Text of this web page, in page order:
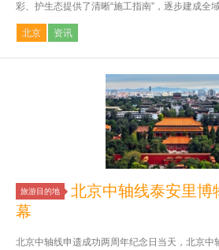
彩、护生态提供了清晰“施工指南”，逐步建成全
北京 资讯
旅游目的地
北京中轴线泰安里博
幕
北京中轴线申遗成功两周年纪念日当天，北京中